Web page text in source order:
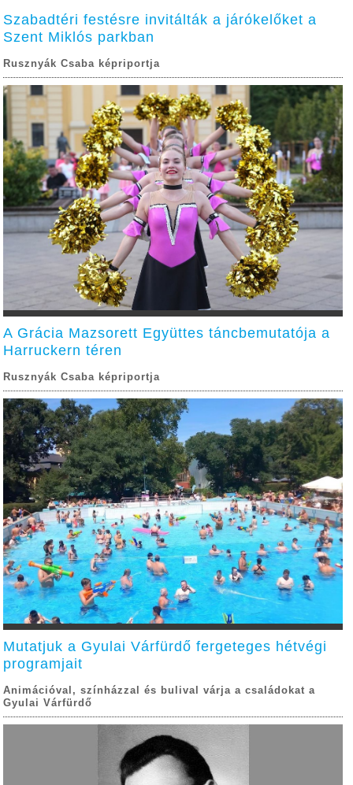
Szabadtéri festésre invitálták a járókelőket a
Szent Miklós parkban
Rusznyák Csaba képriportja
A Grácia Mazsorett Együttes táncbemutatója a
Harruckern téren
Rusznyák Csaba képriportja
Mutatjuk a Gyulai Várfürdő fergeteges hétvégi
programjait
Animációval, színházzal és bulival várja a családokat a
Gyulai Várfürdő